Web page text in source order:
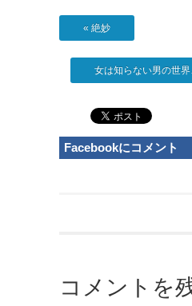
« 絶妙
女は知らない男の世
Facebookにコメント
コメントを